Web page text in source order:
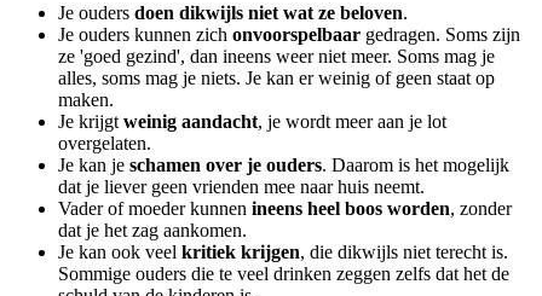
Je ouders doen dikwijls niet wat ze beloven.
Je ouders kunnen zich onvoorspelbaar gedragen. Soms zijn
ze 'goed gezind', dan ineens weer niet meer. Soms mag je
alles, soms mag je niets. Je kan er weinig of geen staat op
maken.
Je krijgt weinig aandacht, je wordt meer aan je lot
overgelaten.
Je kan je schamen over je ouders. Daarom is het mogelijk
dat je liever geen vrienden mee naar huis neemt.
Vader of moeder kunnen ineens heel boos worden, zonder
dat je het zag aankomen.
Je kan ook veel kritiek krijgen, die dikwijls niet terecht is.
Sommige ouders die te veel drinken zeggen zelfs dat het de